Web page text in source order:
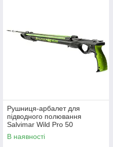
Рушниця-арбалет для
підводного полювання
Salvimar Wild Pro 50
В наявності